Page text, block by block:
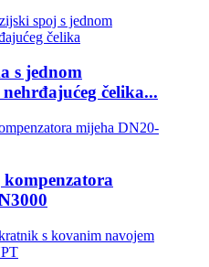
s jednom
čelika...